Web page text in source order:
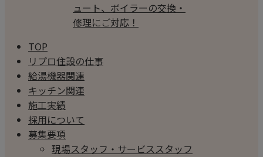
TOP
リプロ住設の仕事
給湯機器関連
キッチン関連
施工実績
採用について
募集要項
現場スタッフ・サービススタッフ